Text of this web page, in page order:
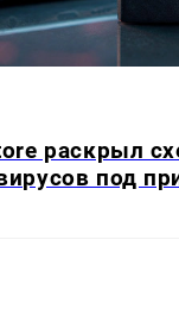
раскрыл
под